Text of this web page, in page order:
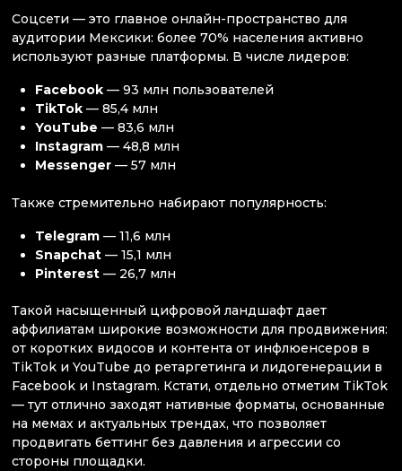
Соцсети — это главное онлайн-пространство для
аудитории Мексики: более 70% населения активно
используют разные платформы. В числе лидеров:
Facebook — 93 млн пользователей
TikTok — 85,4 млн
YouTube — 83,6 млн
Instagram — 48,8 млн
Messenger — 57 млн
Также стремительно набирают популярность:
Telegram — 11,6 млн
Snapchat — 15,1 млн
Pinterest — 26,7 млн
Такой насыщенный цифровой ландшафт дает
аффилиатам широкие возможности для продвижения:
от коротких видосов и контента от инфлюенсеров в
TikTok и YouTube до ретаргетинга и лидогенерации в
Facebook и Instagram. Кстати, отдельно отметим TikTok
— тут отлично заходят нативные форматы, основанные
на мемах и актуальных трендах, что позволяет
продвигать беттинг без давления и агрессии со
стороны площадки.